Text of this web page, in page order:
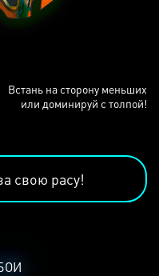
Встань на сторону меньших
или доминируй с толпой!
свою расу!